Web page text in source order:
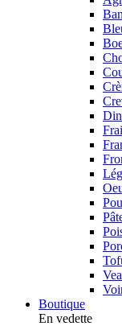
Boutique
En vedette